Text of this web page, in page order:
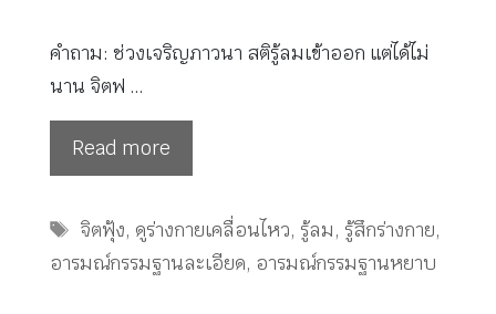
คำถาม: ช่วงเจริญภาวนา สติรู้ลมเข้าออก แต่ได้ไม่
นาน จิตฟ …
Read more
Tags
จิตฟุ้ง, ดูร่างกายเคลื่อนไหว, รู้ลม, รู้สึกร่างกาย,
อารมณ์กรรมฐานละเอียด, อารมณ์กรรมฐานหยาบ